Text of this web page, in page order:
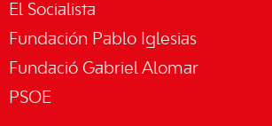
El Socialista
Fundación Pablo Iglesias
Fundació Gabriel Alomar
PSOE